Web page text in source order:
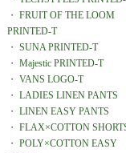
・ FRUIT OF THE LOOM
PRINTED-T
・ SUNA PRINTED-T
・ Majestic PRINTED-T
・ VANS LOGO-T
・ LADIES LINEN PANTS
・ LINEN EASY PANTS
・ FLAX×COTTON
・ POLY×COTTON EASY